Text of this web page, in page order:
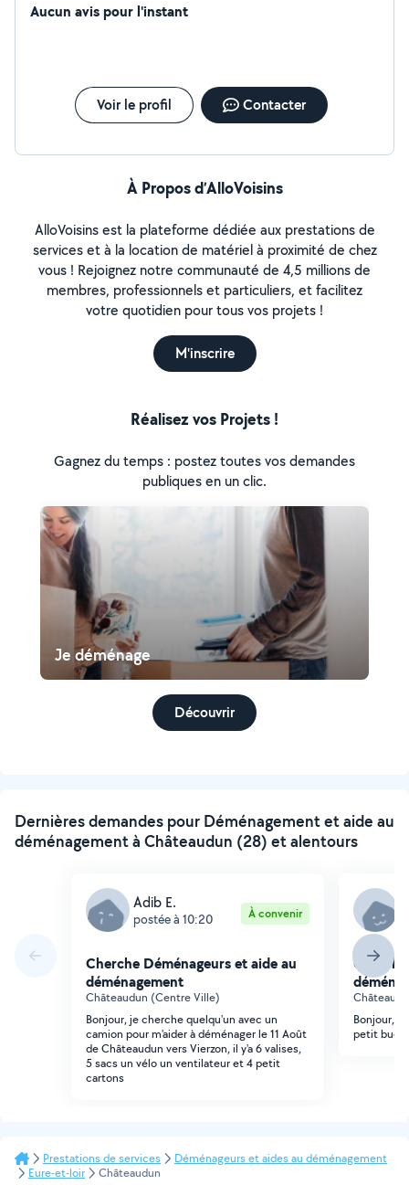
Aucun avis pour l'instant
Voir le profil Contacter
À Propos d’AlloVoisins
AlloVoisins est la plateforme dédiée aux prestations de
services et à la location de matériel à proximité de chez
vous ! Rejoignez notre communauté de 4,5 millions de
membres, professionnels et particuliers, et facilitez
votre quotidien pour tous vos projets !
M'inscrire
Réalisez vos Projets !
Gagnez du temps : postez toutes vos demandes
publiques en un clic.
Je déménage
Découvrir
Dernières demandes pour Déménagement et aide au
déménagement à Châteaudun (28) et alentours
Adib E.
postée à 10:20 À convenir
Cherche Déménageurs et aide au
déménagement
Châteaudun (Centre Ville)
Bonjour, je cherche quelqu'un avec un
camion pour m'aider à déménager le 11 Août
de Châteaudun vers Vierzon, il y'a 6 valises,
5 sacs un vélo un ventilateur et 4 petit
cartons
Bonjour,
petit
Prestations de services
Déménageurs et aides au déménagement
Eure-et-loir
Châteaudun